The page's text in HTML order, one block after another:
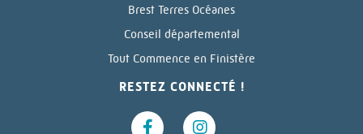
Brest Terres Océanes
Conseil départemental
Tout Commence en Finistère
RESTEZ CONNECTÉ !